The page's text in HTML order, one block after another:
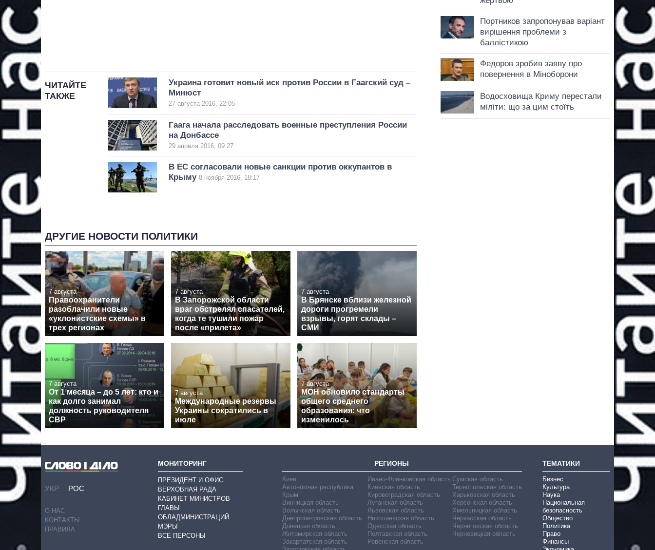
ЧИТАЙТЕ
ТАКЖЕ
Украина готовит новый иск против России в Гаагский суд –
Минюст
27 августа 2016, 22:05
Гаага начала расследовать военные преступления России
на Донбассе
29 апреля 2016, 09:27
В ЕС согласовали новые санкции против оккупантов в
Крыму 8 ноября 2016, 18:17
ДРУГИЕ НОВОСТИ ПОЛИТИКИ
7 августа
Правоохранители
разоблачили новые
«уклонистские схемы» в
трех регионах
7 августа
В Запорожской области
враг обстрелял спасателей,
когда те тушили пожар
после «прилета»
7 августа
В Брянске вблизи железной
дороги прогремели
взрывы, горят склады –
СМИ
7 августа
От 1 месяца – до 5 лет: кто и
как долго занимал
должность руководителя
СВР
7 августа
Международные резервы
Украины сократились в
июле
7 августа
МОН обновило стандарты
общего среднего
образования: что
изменилось
УКР РОС
О НАС
КОНТАКТЫ
ПРАВИЛА
МОНИТОРИНГ
ПРЕЗИДЕНТ И ОФИС
ВЕРХОВНАЯ РАДА
КАБИНЕТ МИНИСТРОВ
ГЛАВЫ
ОБЛАДМИНИСТРАЦИЙ
МЭРЫ
ВСЕ ПЕРСОНЫ
РЕГИОНЫ
Киев
Автономная республика
Крым
Винницкая область
Волынская область
Днепропетровская область
Донецкая область
Житомирская область
Закарпатская область
Ивано-Франковская область
Киевская область
Кировоградская область
Луганская область
Львовская область
Николаевская область
Одесская область
Полтавская область
Ровенская область
Сумская область
Тернопольская область
Харьковская область
Херсонская область
Хмельницкая область
Черкасская область
Черниговская область
Черновицкая область
ТЕМАТИКИ
Бизнес
Культура
Наука
Национальная
безопасность
Общество
Политика
Право
Финансы